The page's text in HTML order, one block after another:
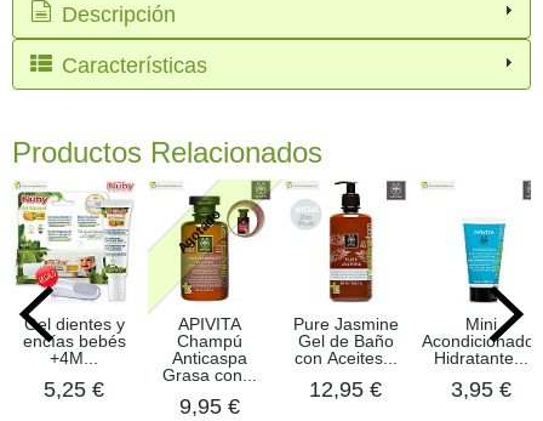
Descripción
Características
Productos Relacionados
Gel dientes y
encías bebés
+4M...
5,25 €
Agotado
APIVITA
Champú
Anticaspa
Grasa con...
9,95 €
Pure Jasmine
Gel de Baño
con Aceites...
12,95 €
Mini
Acondicionador
Hidratante...
3,95 €